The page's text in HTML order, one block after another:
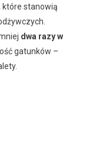
które stanowią
dwa razy w
gatunków –